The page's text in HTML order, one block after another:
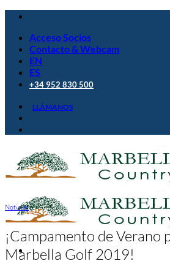
Saltar
contenidoAcceso Socios
Contacto & Webcam
EN
ES
+34 952 830 500
LLÁMANOS
Noticias
¡Campamento de Verano
Marbella Golf 2019!